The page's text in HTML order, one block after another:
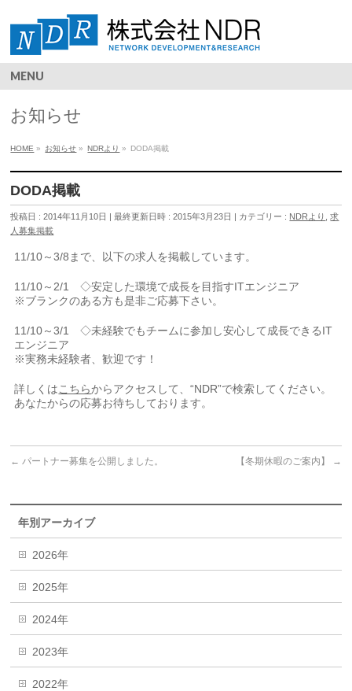
MENU
お知らせ
HOME » お知らせ » NDRより » DODA掲載
DODA掲載
投稿日 : 2014年11月10日 最終更新日時 : 2015年3月23日 カテゴリー : NDRより ,求
人募集掲載
11/10～3/8まで、以下の求人を掲載しています。
11/10～2/1 ◇安定した環境で成長を目指すITエンジニア
※ブランクのある方も是非ご応募下さい。
11/10～3/1 ◇未経験でもチームに参加し安心して成長できるIT
エンジニア
※実務未経験者、歓迎です！
詳しくはこちらからアクセスして、“NDR”で検索してください。
あなたからの応募お待ちしております。
← パートナー募集を公開しました。 【冬期休暇のご案内】 →
年別アーカイブ
2026年
2025年
2024年
2023年
2022年